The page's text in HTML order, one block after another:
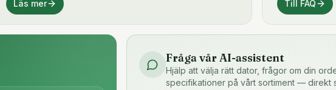
Läs mer Till FAQ
Fråga vår AI-assistent
Hjälp att välja rätt dator, frågor om din
specifikationer på vårt sortiment — direkt